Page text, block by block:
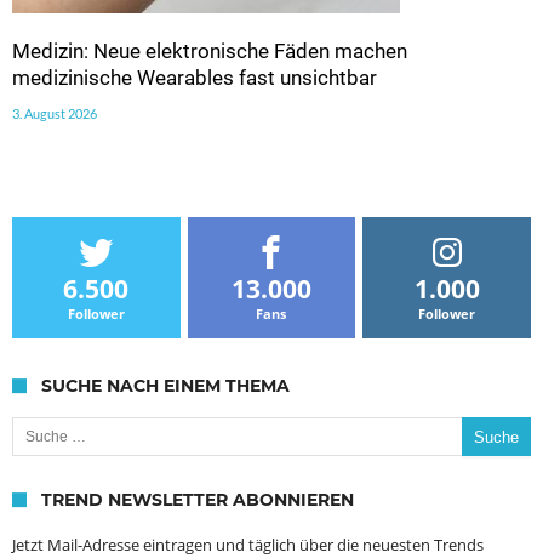
Medizin: Neue elektronische Fäden machen
medizinische Wearables fast unsichtbar
3. August 2026
6.500
Follower
13.000
Fans
1.000
Follower
SUCHE NACH EINEM THEMA
Suche nach:
TREND NEWSLETTER ABONNIEREN
Jetzt Mail-Adresse eintragen und täglich über die neuesten Trends